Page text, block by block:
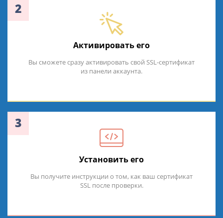
2
Активировать его
Вы сможете сразу активировать свой SSL-сертификат
из панели аккаунта.
3
Установить его
Вы получите инструкции о том, как ваш сертификат
SSL после проверки.